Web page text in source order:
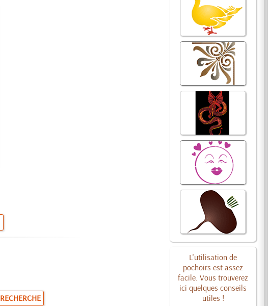
L'utilisation de
pochoirs est assez
facile. Vous trouverez
ici quelques conseils
utiles !
RECHERCHE